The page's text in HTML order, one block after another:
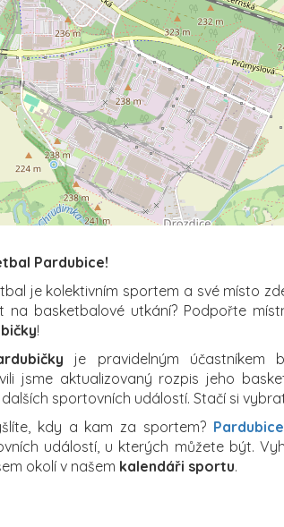
Pardubice!
je kolektivním sportem a své místo
na basketbalové utkání? Podpořte
!
je pravidelným účastníkem
jsme aktualizovaný rozpis jeho
sportovních událostí. Stačí si
kdy a kam za sportem? Pardubice
událostí, u kterých můžete být.
okolí v našem kalendáři sportu.